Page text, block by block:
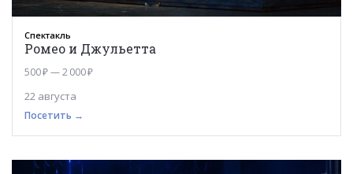
Спектакль
Ромео и Джульетта
500 ₽ — 2 000 ₽
22 августа
Посетить →